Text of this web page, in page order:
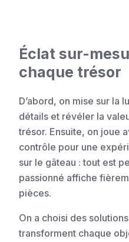
Éclat sur-
chaque trésor
D’abord, on mise sur la
détails et révéler la
trésor. Ensuite, on joue
contrôle pour une
sur le gâteau : tout est
passionné affiche
pièces.
On a choisi des
transforment chaque